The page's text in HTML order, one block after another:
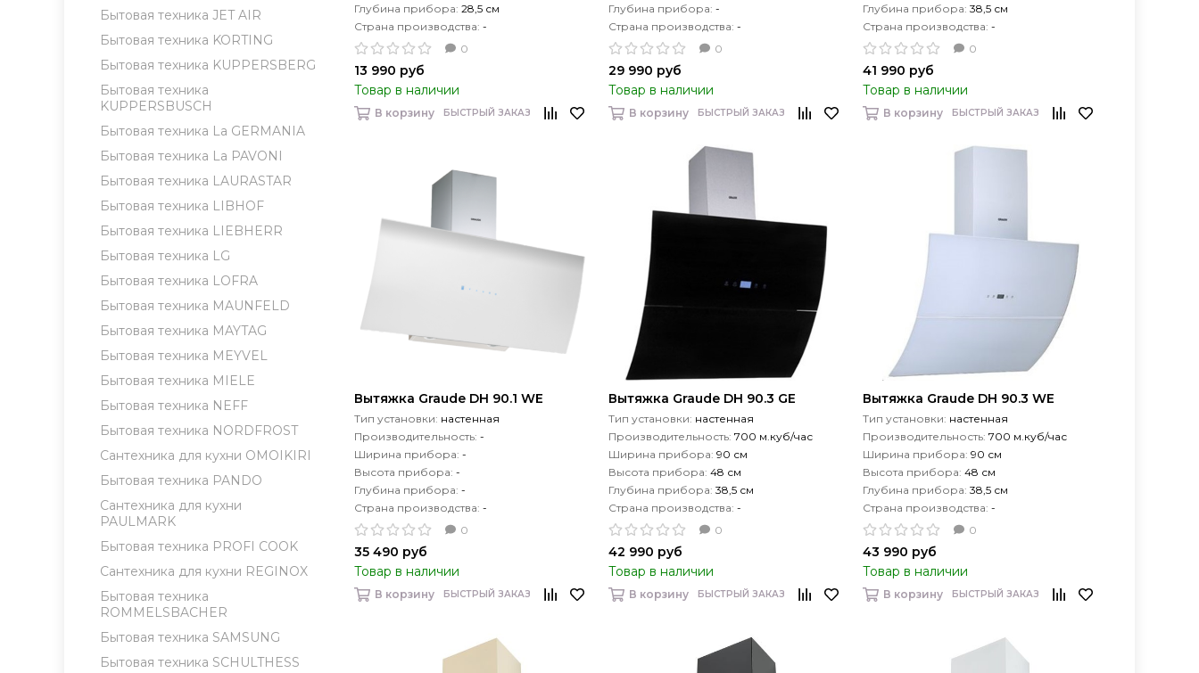
Бытовая техника JET AIR
Бытовая техника KORTING
Бытовая техника KUPPERSBERG
Бытовая техника
KUPPERSBUSCH
Бытовая техника La GERMANIA
Бытовая техника La PAVONI
Бытовая техника LAURASTAR
Бытовая техника LIBHOF
Бытовая техника LIEBHERR
Бытовая техника LG
Бытовая техника LOFRA
Бытовая техника MAUNFELD
Бытовая техника MAYTAG
Бытовая техника MEYVEL
Бытовая техника MIELE
Бытовая техника NEFF
Бытовая техника NORDFROST
Сантехника для кухни OMOIKIRI
Бытовая техника PANDO
Сантехника для кухни
PAULMARK
Бытовая техника PROFI COOK
Сантехника для кухни REGINOX
Бытовая техника
ROMMELSBACHER
Бытовая техника SAMSUNG
Бытовая техника SCHULTHESS
Глубина прибора: 28,5 см
Страна производства: -
0
13 990 руб
Товар в наличии
В корзину БЫСТРЫЙ ЗАКАЗ
Глубина прибора: -
Страна производства: -
0
29 990 руб
Товар в наличии
В корзину БЫСТРЫЙ ЗАКАЗ
Глубина прибора: 38,5 см
Страна производства: -
0
41 990 руб
Товар в наличии
В корзину БЫСТРЫЙ ЗАКАЗ
Вытяжка Graude DH 90.1 WE
Тип установки: настенная
Производительность: -
Ширина прибора: -
Высота прибора: -
Глубина прибора: -
Страна производства: -
0
35 490 руб
Товар в наличии
В корзину БЫСТРЫЙ ЗАКАЗ
Вытяжка Graude DH 90.3 GE
Тип установки: настенная
Производительность: 700 м.куб/час
Ширина прибора: 90 см
Высота прибора: 48 см
Глубина прибора: 38,5 см
Страна производства: -
0
42 990 руб
Товар в наличии
В корзину БЫСТРЫЙ ЗАКАЗ
Вытяжка Graude DH 90.3 WE
Тип установки: настенная
Производительность: 700 м.куб/час
Ширина прибора: 90 см
Высота прибора: 48 см
Глубина прибора: 38,5 см
Страна производства: -
0
43 990 руб
Товар в наличии
В корзину БЫСТРЫЙ ЗАКАЗ